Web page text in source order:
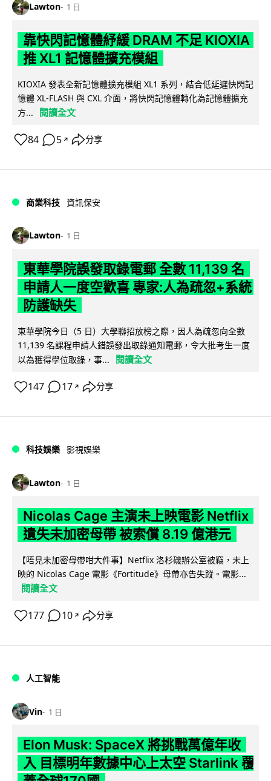
Lawton 1 日
靠快閃記憶體紓緩 DRAM 不足 KIOXIA
推 XL1 記憶體擴充模組
KIOXIA 發表全新記憶體擴充模組 XL1 系列，結合低延遲快閃記
憶體 XL-FLASH 與 CXL 介面，將快閃記憶體轉化為記憶體擴充
方...
閱讀全文
84 5 ↗ 分享
商業科技 資訊保安
Lawton 1 日
東華學院誤發取錄電郵 全數 11,139 名
申請人一度空歡喜 專家:人為疏忽+系統
防護缺失
東華學院今日（5 日）大學聯招放榜之際，因人為疏忽向全數
11,139 名課程申請人錯誤發出取錄通知電郵，令大批考生一度
以為獲得學位取錄，事...
閱讀全文
147 17 ↗ 分享
科技娛樂 影視娛樂
Lawton 1 日
Nicolas Cage 主演未上映電影 Netflix
遺失未加密母帶 被索償 8.19 億港元
【唔見未加密母帶咁大件事】Netflix 洛杉磯辦公室被竊，未上
映的 Nicolas Cage 電影《Fortitude》母帶亦告失蹤。電影...
閱讀全文
177 10 ↗ 分享
人工智能
Vin 1 日
Elon Musk: SpaceX 將挑戰萬億年收
入 目標明年數據中心上太空 Starlink 覆